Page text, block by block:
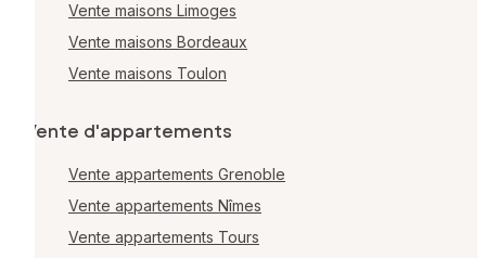
Vente maisons Limoges
Vente maisons Bordeaux
Vente maisons Toulon
Vente d'appartements
Vente appartements Grenoble
Vente appartements Nîmes
Vente appartements Tours